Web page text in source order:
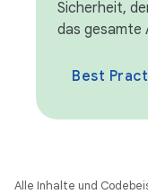
Sicherheit,
das gesamte
Best
Alle Inhalte und